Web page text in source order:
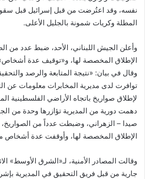
نفسه، وقد اعتُرضت من قبل إسرائيل قبل
المطلة وكريات شمونة بالجليل الأعلى.
وأعلن الجيش اللبناني، الأحد، ضبط عدد من
الإطلاق المخصصة لها، و«توقيف عدة
وقال في بيان: «نتيجة المتابعة والرصد
توافرت لدى مديرية المخابرات معلومات عن
لإطلاق صواريخ باتجاه الأراضي الفلسطينية
دهمت دورية من المديرية تؤازرها وحدة من
صيدا – الزهراني، وضبطت عدداً من
الإطلاق المخصصة لها، وأوقفت عدة أشخاص
وقالت المصادر الأمنية، لـ«الشرق الأوسط»
جارية من قبل فريق التحقيق في المديرية